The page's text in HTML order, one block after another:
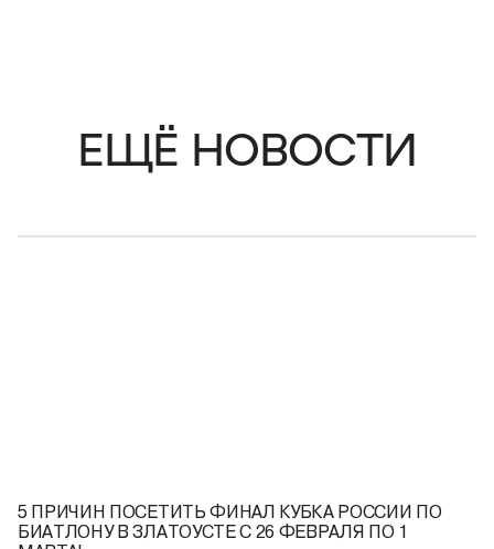
ЕЩЁ НОВОСТИ
5 ПРИЧИН ПОСЕТИТЬ ФИНАЛ КУБКА РОССИИ ПО
БИАТЛОНУ В ЗЛАТОУСТЕ С 26 ФЕВРАЛЯ ПО 1